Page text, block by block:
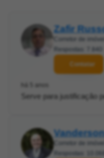
Zafir
Corretor de
Respostas: 7.840
Contatar
há 5 anos
Serve para justificação
Corretor de
Respostas: 10.068